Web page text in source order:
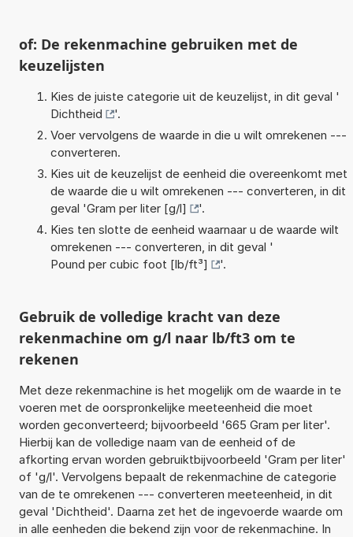
of: De rekenmachine gebruiken met de
keuzelijsten
Kies de juiste categorie uit de keuzelijst, in dit geval '
Dichtheid
'.
Voer vervolgens de waarde in die u wilt omrekenen ---
converteren.
Kies uit de keuzelijst de eenheid die overeenkomt met
de waarde die u wilt omrekenen --- converteren, in dit
geval 'Gram per liter [g/l]
'.
Kies ten slotte de eenheid waarnaar u de waarde wilt
omrekenen --- converteren, in dit geval '
Pound per cubic foot [lb/ft³]
'.
Gebruik de volledige kracht van deze
rekenmachine om g/l naar lb/ft3 om te
rekenen
Met deze rekenmachine is het mogelijk om de waarde in te
voeren met de oorspronkelijke meeteenheid die moet
worden geconverteerd; bijvoorbeeld '665 Gram per liter'.
Hierbij kan de volledige naam van de eenheid of de
afkorting ervan worden gebruiktbijvoorbeeld 'Gram per liter'
of 'g/l'. Vervolgens bepaalt de rekenmachine de categorie
van de te omrekenen --- converteren meeteenheid, in dit
geval 'Dichtheid'. Daarna zet het de ingevoerde waarde om
in alle eenheden die bekend zijn voor de rekenmachine. In